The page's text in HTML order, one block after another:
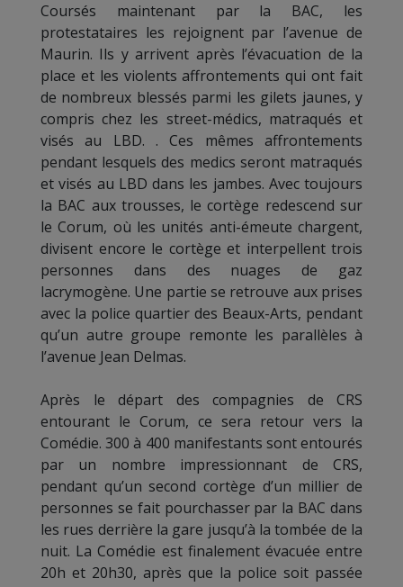
Coursés maintenant par la BAC, les
protestataires les rejoignent par l’avenue de
Maurin. Ils y arrivent après l’évacuation de la
place et les violents affrontements qui ont fait
de nombreux blessés parmi les gilets jaunes, y
compris chez les street-médics, matraqués et
visés au LBD. . Ces mêmes affrontements
pendant lesquels des medics seront matraqués
et visés au LBD dans les jambes. Avec toujours
la BAC aux trousses, le cortège redescend sur
le Corum, où les unités anti-émeute chargent,
divisent encore le cortège et interpellent trois
personnes dans des nuages de gaz
lacrymogène. Une partie se retrouve aux prises
avec la police quartier des Beaux-Arts, pendant
qu’un autre groupe remonte les parallèles à
l’avenue Jean Delmas.
Après le départ des compagnies de CRS
entourant le Corum, ce sera retour vers la
Comédie. 300 à 400 manifestants sont entourés
par un nombre impressionnant de CRS,
pendant qu’un second cortège d’un millier de
personnes se fait pourchasser par la BAC dans
les rues derrière la gare jusqu’à la tombée de la
nuit. La Comédie est finalement évacuée entre
20h et 20h30, après que la police soit passée